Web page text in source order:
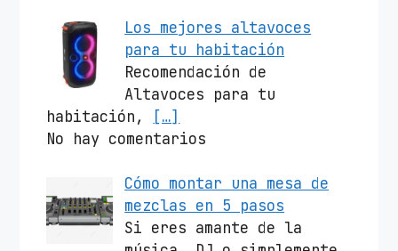
Los mejores altavoces
para tu habitación
Recomendación de
Altavoces para tu
habitación,
[…]
No hay comentarios
Cómo montar una mesa de
mezclas en 5 pasos
Si eres amante de la